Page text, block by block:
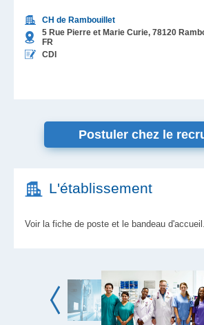
CH de Rambouillet
5 Rue Pierre et Marie Curie, 78120
FR
CDI
Postuler chez le
L'établissement
Voir la fiche de poste et le bandeau d'accueil.